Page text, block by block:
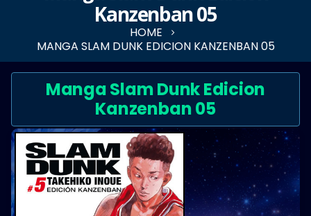
Kanzenban 05
HOME
MANGA SLAM DUNK EDICION KANZENBAN 05
Manga Slam Dunk Edicion
Kanzenban 05